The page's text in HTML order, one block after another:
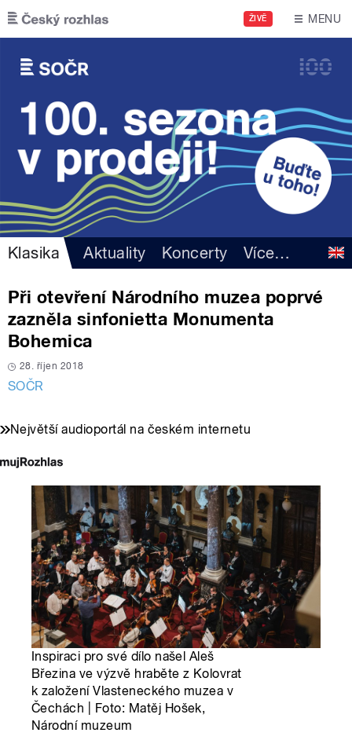
Přejít k hlavnímu obsahu
ŽIVĚ MENU
Klasika Aktuality Koncerty Více…
Při otevření Národního muzea poprvé
zazněla sinfonietta Monumenta
Bohemica
28. říjen 2018
SOČR
Největší audioportál na českém internetu
Inspiraci pro své dílo našel Aleš
Březina ve výzvě hraběte z Kolovrat
k založení Vlasteneckého muzea v
Čechách | Foto: Matěj Hošek,
Národní muzeum